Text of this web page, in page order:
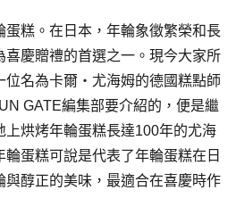
蛋糕。在日本，年輪象徵繁榮和長
喜慶贈禮的首選之一。現今大家所
名為卡爾・尤海姆的德國糕點師
GATE編集部要介紹的，便是繼
上烘烤年輪蛋糕長達100年的尤海
蛋糕可說是代表了年輪蛋糕在日
與醇正的美味，最適合在喜慶時作